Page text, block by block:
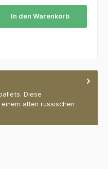
In den Warenkorb
Diese
alten russischen